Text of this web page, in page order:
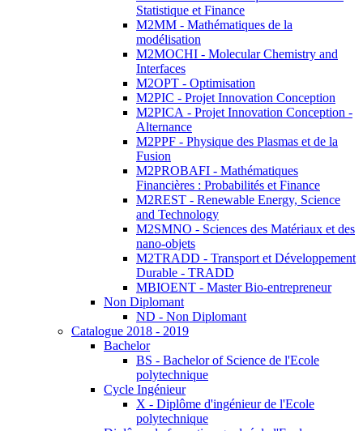
Statistique et Finance
M2MM - Mathématiques de la
modélisation
M2MOCHI - Molecular Chemistry and
Interfaces
M2OPT - Optimisation
M2PIC - Projet Innovation Conception
M2PICA - Projet Innovation Conception -
Alternance
M2PPF - Physique des Plasmas et de la
Fusion
M2PROBAFI - Mathématiques
Financières : Probabilités et Finance
M2REST - Renewable Energy, Science
and Technology
M2SMNO - Sciences des Matériaux et des
nano-objets
M2TRADD - Transport et Développement
Durable - TRADD
MBIOENT - Master Bio-entrepreneur
Non Diplomant
ND - Non Diplomant
Catalogue 2018 - 2019
Bachelor
BS - Bachelor of Science de l'Ecole
polytechnique
Cycle Ingénieur
X - Diplôme d'ingénieur de l'Ecole
polytechnique